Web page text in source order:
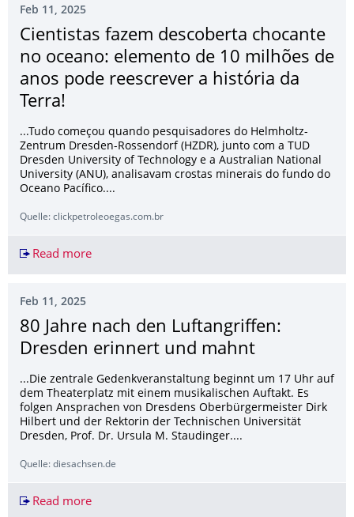
Feb 11, 2025
Cientistas fazem descoberta chocante
no oceano: elemento de 10 milhões de
anos pode reescrever a história da
Terra!
...Tudo começou quando pesquisadores do Helmholtz-
Zentrum Dresden-Rossendorf (HZDR), junto com a TUD
Dresden University of Technology e a Australian National
University (ANU), analisavam crostas minerais do fundo do
Oceano Pacífico....
Quelle: clickpetroleoegas.com.br
Read moreCientistas fazem descoberta chocante no
Feb 11, 2025
80 Jahre nach den Luftangriffen:
Dresden erinnert und mahnt
...Die zentrale Gedenkveranstaltung beginnt um 17 Uhr auf
dem Theaterplatz mit einem musikalischen Auftakt. Es
folgen Ansprachen von Dresdens Oberbürgermeister Dirk
Hilbert und der Rektorin der Technischen Universität
Dresden, Prof. Dr. Ursula M. Staudinger....
Quelle: diesachsen.de
Read more80 Jahre nach den Luftangriffen: Dresden